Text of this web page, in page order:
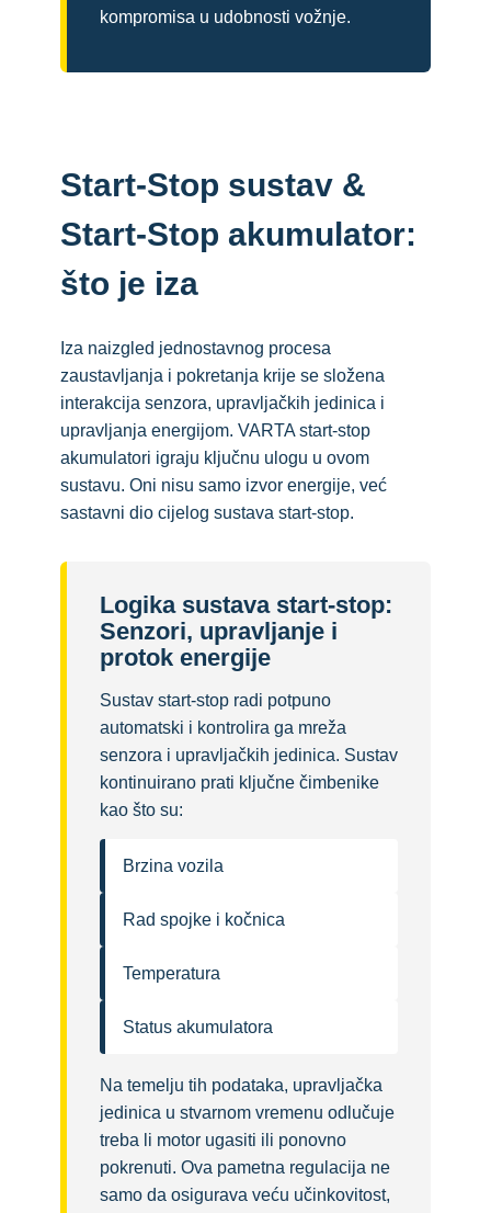
kompromisa u udobnosti vožnje.
Start-Stop sustav &
Start-Stop akumulator:
što je iza
Iza naizgled jednostavnog procesa
zaustavljanja i pokretanja krije se složena
interakcija senzora, upravljačkih jedinica i
upravljanja energijom. VARTA start-stop
akumulatori igraju ključnu ulogu u ovom
sustavu. Oni nisu samo izvor energije, već
sastavni dio cijelog sustava start-stop.
Logika sustava start-stop:
Senzori, upravljanje i
protok energije
Sustav start-stop radi potpuno
automatski i kontrolira ga mreža
senzora i upravljačkih jedinica. Sustav
kontinuirano prati ključne čimbenike
kao što su:
Brzina vozila
Rad spojke i kočnica
Temperatura
Status akumulatora
Na temelju tih podataka, upravljačka
jedinica u stvarnom vremenu odlučuje
treba li motor ugasiti ili ponovno
pokrenuti. Ova pametna regulacija ne
samo da osigurava veću učinkovitost,